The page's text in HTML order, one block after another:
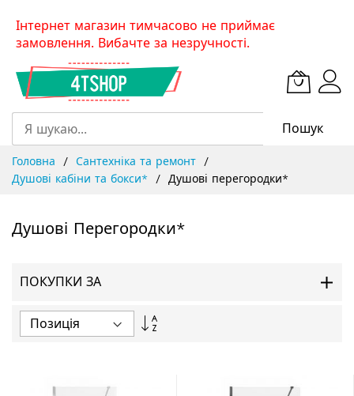
SkipІнтернет магазин тимчасово не приймає
замовлення. Вибачте за незручності.
Пошук
Головна
Сантехніка та ремонт
Душові кабіни та бокси*
Душові перегородки*
Душові Перегородки*
ПОКУПКИ ЗА
Сортувати